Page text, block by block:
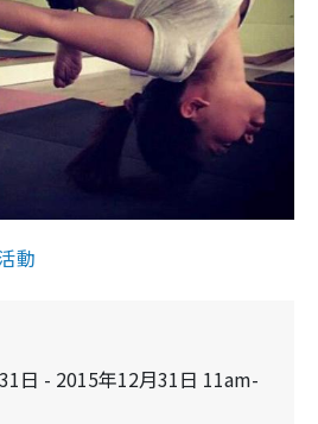
動
日 - 2015年12月31日 11am-